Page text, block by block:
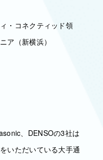
・コネクティッド領
（新横浜）
、DENSOの3社は
いただいている大手通